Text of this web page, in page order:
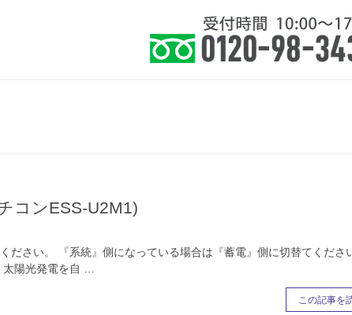
コンESS-U2M1)
ださい。 『系統』側になっている場合は『蓄電』側に切替てくださ
陽光発電を自 …
この記事を